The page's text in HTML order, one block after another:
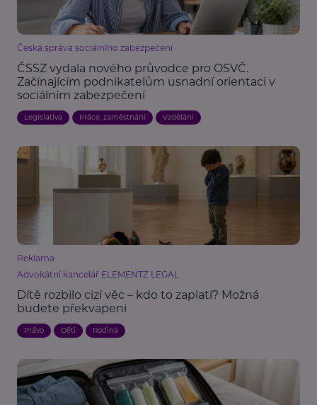
Česká správa sociálního zabezpečení
ČSSZ vydala nového průvodce pro OSVČ.
Začínajícím podnikatelům usnadní orientaci v
sociálním zabezpečení
Legislativa Práce, zaměstnání Vzdělání
Reklama
Advokátní kancelář ELEMENTZ LEGAL
Dítě rozbilo cizí věc – kdo to zaplatí? Možná
budete překvapeni
Právo Děti Rodina